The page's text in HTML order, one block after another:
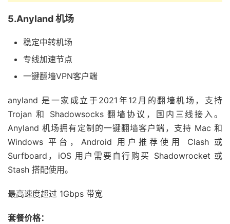
5.Anyland 机场
稳定中转机场
专线加速节点
一键翻墙VPN客户端
anyland 是一家成立于2021年12月的翻墙机场，支持
Trojan 和 Shadowsocks 翻墙协议，国内三线接入。
Anyland 机场拥有定制的一键翻墙客户端，支持 Mac 和
Windows 平台，Android 用户推荐使用 Clash 或
Surfboard，iOS 用户需要自行购买 Shadowrocket 或
Stash 搭配使用。
最高速度超过 1Gbps 带宽
套餐价格：